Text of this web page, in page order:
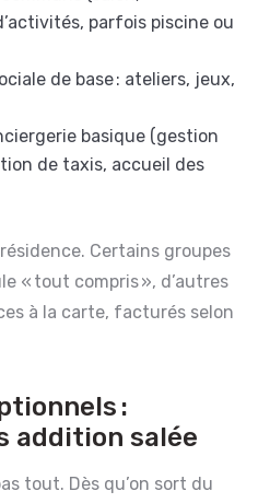
parfois piscine ou
de base : ateliers, jeux,
basique (gestion
de taxis, accueil des
Certains groupes
« tout compris », d’autres
à la carte, facturés selon
:
addition salée
tout. Dès qu’on sort du